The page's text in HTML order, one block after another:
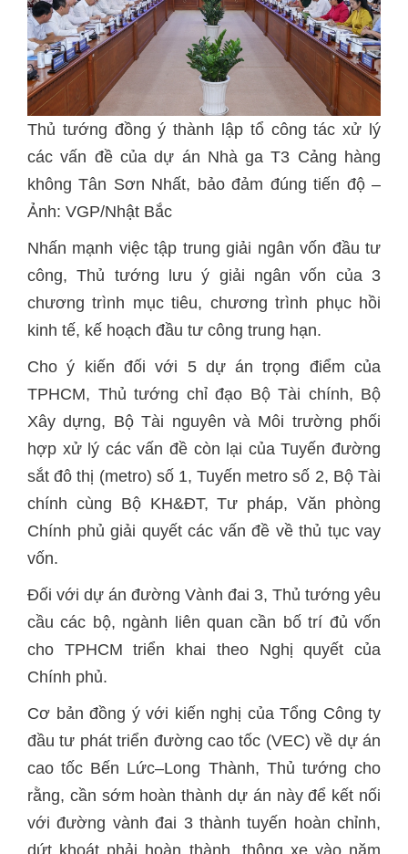
Thủ tướng đồng ý thành lập tổ công tác xử lý
các vấn đề của dự án Nhà ga T3 Cảng hàng
không Tân Sơn Nhất, bảo đảm đúng tiến độ –
Ảnh: VGP/Nhật Bắc
Nhấn mạnh việc tập trung giải ngân vốn đầu tư
công, Thủ tướng lưu ý giải ngân vốn của 3
chương trình mục tiêu, chương trình phục hồi
kinh tế, kế hoạch đầu tư công trung hạn.
Cho ý kiến đối với 5 dự án trọng điểm của
TPHCM, Thủ tướng chỉ đạo Bộ Tài chính, Bộ
Xây dựng, Bộ Tài nguyên và Môi trường phối
hợp xử lý các vấn đề còn lại của Tuyến đường
sắt đô thị (metro) số 1, Tuyến metro số 2, Bộ Tài
chính cùng Bộ KH&ĐT, Tư pháp, Văn phòng
Chính phủ giải quyết các vấn đề về thủ tục vay
vốn.
Đối với dự án đường Vành đai 3, Thủ tướng yêu
cầu các bộ, ngành liên quan cần bố trí đủ vốn
cho TPHCM triển khai theo Nghị quyết của
Chính phủ.
Cơ bản đồng ý với kiến nghị của Tổng Công ty
đầu tư phát triển đường cao tốc (VEC) về dự án
cao tốc Bến Lức–Long Thành, Thủ tướng cho
rằng, cần sớm hoàn thành dự án này để kết nối
với đường vành đai 3 thành tuyến hoàn chỉnh,